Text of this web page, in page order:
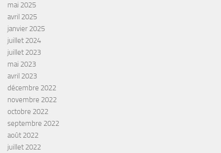
mai 2025
avril 2025
janvier 2025
juillet 2024
juillet 2023
mai 2023
avril 2023
décembre 2022
novembre 2022
octobre 2022
septembre 2022
août 2022
juillet 2022